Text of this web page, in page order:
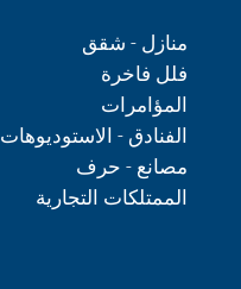
منازل - شقق
فلل فاخرة
المؤامرات
الفنادق - الاستوديوهات
مصانع - حرف
الممتلكات التجارية